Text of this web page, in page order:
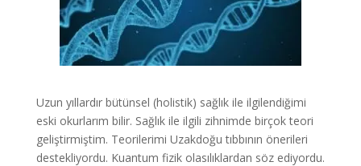
Uzun yıllardır bütünsel (holistik) sağlık ile ilgilendiğimi
eski okurlarım bilir. Sağlık ile ilgili zihnimde birçok teori
geliştirmiştim. Teorilerimi Uzakdoğu tıbbının önerileri
destekliyordu. Kuantum fizik olasılıklardan söz ediyordu.